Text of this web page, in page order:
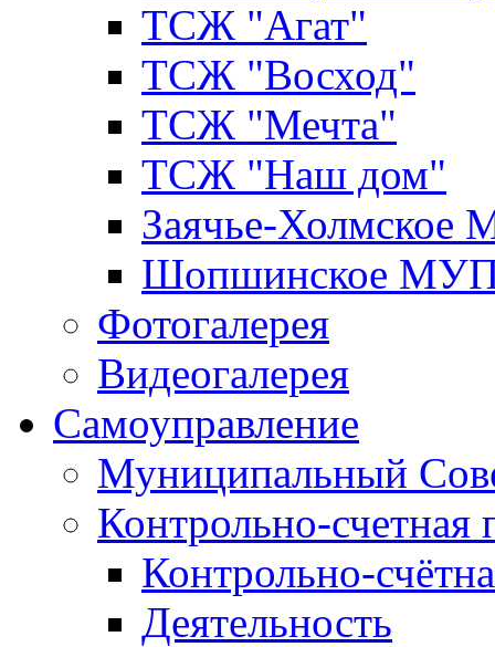
ТСЖ "Агат"
ТСЖ "Восход"
ТСЖ "Мечта"
ТСЖ "Наш дом"
Заячье-
Шопшинское
Фотогалерея
Видеогалерея
Самоуправление
Муниципальный
Контрольно-счетная
Контрольно-
Деятельность